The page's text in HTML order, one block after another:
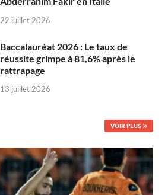
22 juillet 2026
Baccalauréat 2026 : Le taux de
réussite grimpe à 81,6% après le
rattrapage
13 juillet 2026
VOIR PLUS